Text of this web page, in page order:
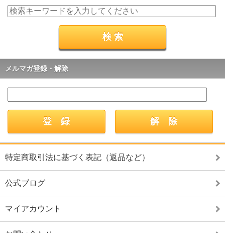
メルマガ登録・解除
特定商取引法に基づく表記（返品など）
公式ブログ
マイアカウント